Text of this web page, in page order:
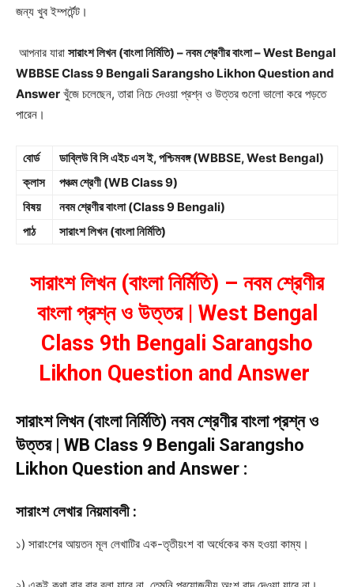
জন্য খুব ইম্পর্টেন্ট।
আপনার যারা সারাংশ লিখন (বাংলা নির্মিতি) – নবম শ্রেণীর বাংলা – West Bengal
WBBSE Class 9 Bengali Sarangsho Likhon Question and
Answer খুঁজে চলেছেন, তারা নিচে দেওয়া প্রশ্ন ও উত্তর গুলো ভালো করে পড়তে
পারেন।
বোর্ড
ডাব্লিউ বি সি এইচ এস ই, পশ্চিমবঙ্গ (WBBSE, West Bengal)
ক্লাস
পঞ্চম শ্রেণী (WB Class 9)
বিষয়
নবম শ্রেণীর বাংলা (Class 9 Bengali)
পাঠ
সারাংশ লিখন (বাংলা নির্মিতি)
সারাংশ লিখন (বাংলা নির্মিতি) – নবম শ্রেণীর
বাংলা প্রশ্ন ও উত্তর | West Bengal
Class 9th Bengali Sarangsho
Likhon Question and Answer
সারাংশ লিখন (বাংলা নির্মিতি) নবম শ্রেণীর বাংলা প্রশ্ন ও
উত্তর | WB Class 9 Bengali Sarangsho
Likhon Question and Answer :
সারাংশ লেখার নিয়মাবলী :
১) সারাংশের আয়তন মূল লেখাটির এক-তৃতীয়ংশ বা অর্ধেকের কম হওয়া কাম্য।